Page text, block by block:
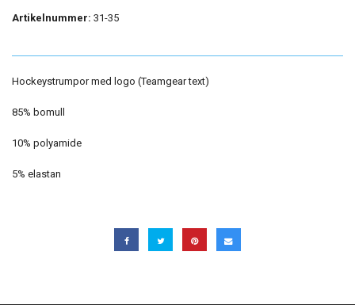
Artikelnummer: 31-35
Hockeystrumpor med logo (Teamgear text)
85% bomull
10% polyamide
5% elastan